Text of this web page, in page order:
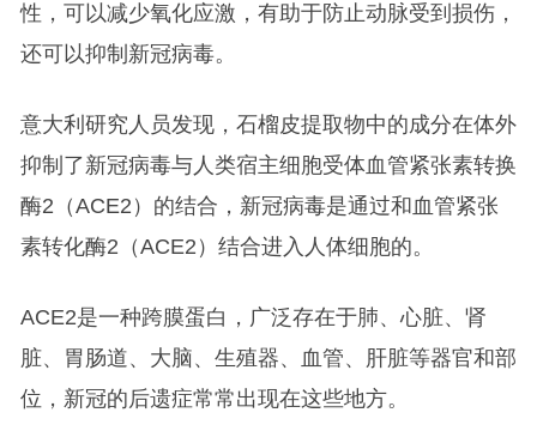
性，可以减少氧化应激，有助于防止动脉受到损伤，
还可以抑制新冠病毒。
意大利研究人员发现，石榴皮提取物中的成分在体外
抑制了新冠病毒与人类宿主细胞受体血管紧张素转换
酶2（ACE2）的结合，新冠病毒是通过和血管紧张
素转化酶2（ACE2）结合进入人体细胞的。
ACE2是一种跨膜蛋白，广泛存在于肺、心脏、肾
脏、胃肠道、大脑、生殖器、血管、肝脏等器官和部
位，新冠的后遗症常常出现在这些地方。